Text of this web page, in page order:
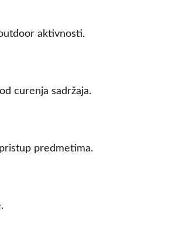
aktivnosti.
curenja sadržaja.
predmetima.